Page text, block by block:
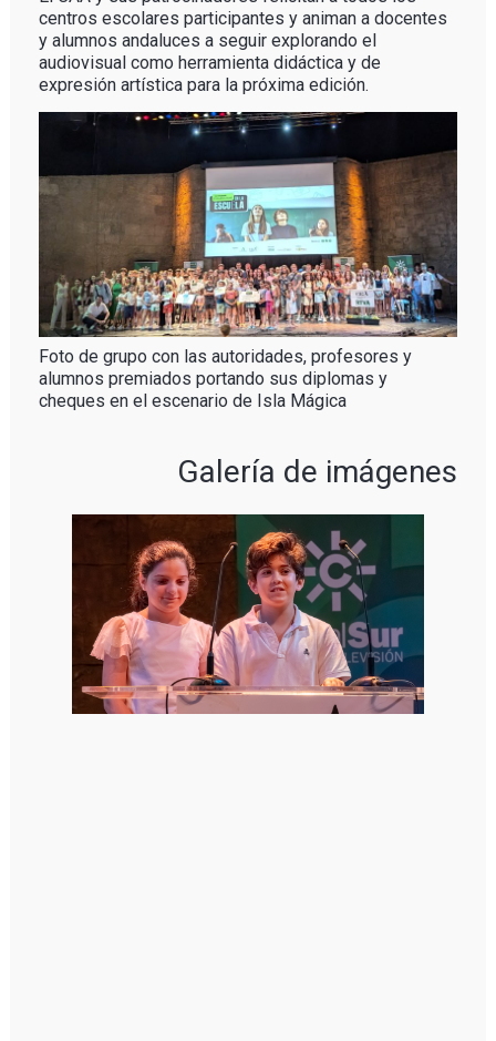
centros escolares participantes y animan a docentes
y alumnos andaluces a seguir explorando el
audiovisual como herramienta didáctica y de
expresión artística para la próxima edición.
Foto de grupo con las autoridades, profesores y
alumnos premiados portando sus diplomas y
cheques en el escenario de Isla Mágica
Galería de imágenes